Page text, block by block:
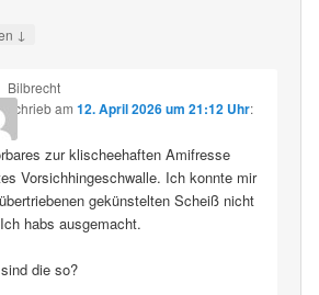
↓
Bilbrecht
schriebam 12. April 2026 um 21:12 Uhr:
zur klischeehaften Amifresse
Vorsichhingeschwalle. Ich konnte mir
gekünstelten Scheiß nicht
habs ausgemacht.
die so?